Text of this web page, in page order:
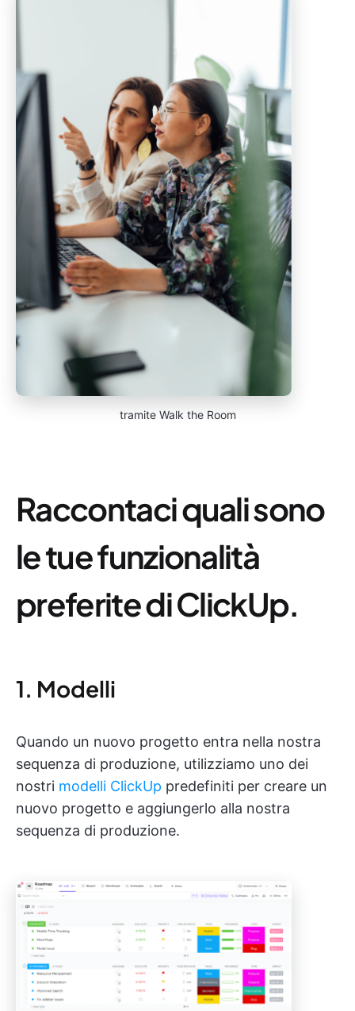
tramite Walk the Room
Raccontaci quali sono
le tue funzionalità
preferite di ClickUp.
1. Modelli
Quando un nuovo progetto entra nella nostra
sequenza di produzione, utilizziamo uno dei
nostri modelli ClickUp predefiniti per creare un
nuovo progetto e aggiungerlo alla nostra
sequenza di produzione.